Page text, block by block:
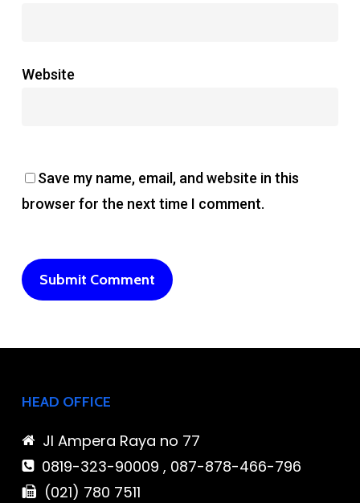
Website
Save my name, email, and website in this
browser for the next time I comment.
HEAD OFFICE
Jl Ampera Raya no 77
0819-323-90009 , 087-878-466-796
(021) 780 7511